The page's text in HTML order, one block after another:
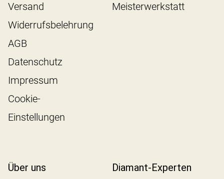
Versand
Widerrufsbelehrung
AGB
Datenschutz
Impressum
Cookie-
Einstellungen
Meisterwerkstatt
Über uns
Diamant-Experten